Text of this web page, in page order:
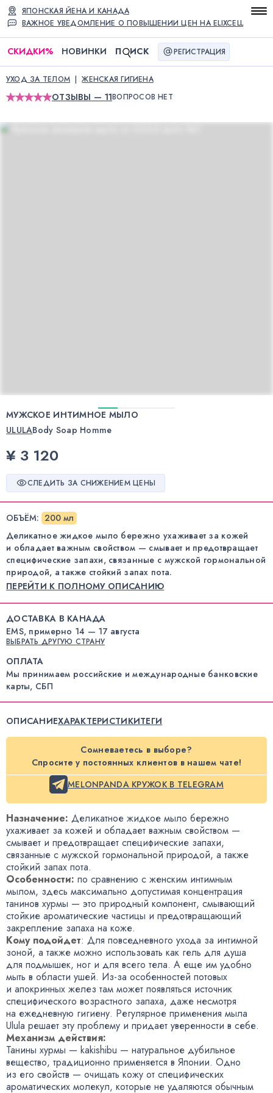
ВАЖНОЕ УВЕДОМЛЕНИЕ О ПОВЫШЕНИИ ЦЕН НА ELIXCELL
ЯПОНСКАЯ ЙЕНА И КАНАДА
СКИДКИ% НОВИНКИ П ИСК РЕГИСТРАЦИЯ
УХОД ЗА ТЕЛОМ ЖЕНСКАЯ ГИГИЕНА
ОТЗЫВЫ — 11ВОПРОСОВ НЕТ
МУЖСКОЕ ИНТИМНОЕ МЫЛО
ULULABody Soap Homme
¥ 3 120
СЛЕДИТЬ ЗА СНИЖЕНИЕМ ЦЕНЫ
ОБЪЁМ: 200 мл
Деликатное жидкое мыло бережно ухаживает за кожей
и обладает важным свойством — смывает и предотвращает
специфические запахи, связанные с мужской гормональной
природой, а также стойкий запах пота.
ПЕРЕЙТИ К ПОЛНОМУ ОПИСАНИЮ
ДОСТАВКА В КАНАДА
EMS, примерно 14 — 17 августа
ВЫБРАТЬ ДРУГУЮ СТРАНУ
ОПЛАТА
Мы принимаем российские и международные банковские
карты, СБП
ОПИСАНИЕХАРАКТЕРИСТИКИТЕГИ
Сомневаетесь в выборе?
Спросите у постоянных клиентов в нашем чате!
MELONPANDA КРУЖОК В TELEGRAM
Назначение: Деликатное жидкое мыло бережно
ухаживает за кожей и обладает важным свойством —
смывает и предотвращает специфические запахи,
связанные с мужской гормональной природой, а также
стойкий запах пота.
Особенности: по сравнению с женским интимным
мылом, здесь максимально допустимая концентрация
танинов хурмы — это природный компонент, смывающий
стойкие ароматические частицы и предотвращающий
закрепление запаха на коже.
Кому подойдет: Для повседневного ухода за интимной
зоной, а также можно использовать как гель для душа
для подмышек, ног и для всего тела. А еще им удобно
мыть в области ушей. Из-за особенностей потовых
и апокринных желез там может появляться источник
специфического возрастного запаха, даже несмотря
на ежедневную гигиену. Регулярное применения мыла
Ulula решает эту проблему и придает уверенности в себе.
Механизм действия:
Танины хурмы — kakishibu — натуральное дубильное
вещество, традиционно применяется в Японии. Одно
из его свойств — очищать кожу от специфических
ароматических молекул, которые не удаляются обычным